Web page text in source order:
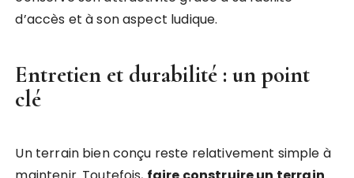
d’accès et à son aspect ludique.
Entretien et durabilité : un point
clé
Un terrain bien conçu reste relativement simple à